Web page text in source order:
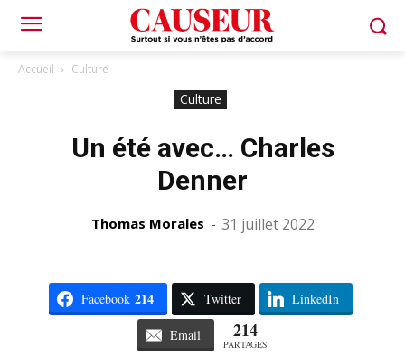
Accueil Culture
Culture
Un été avec… Charles
Denner
Thomas Morales - 31 juillet 2022
Facebook 214 Twitter LinkedIn
Email 214
PARTAGES